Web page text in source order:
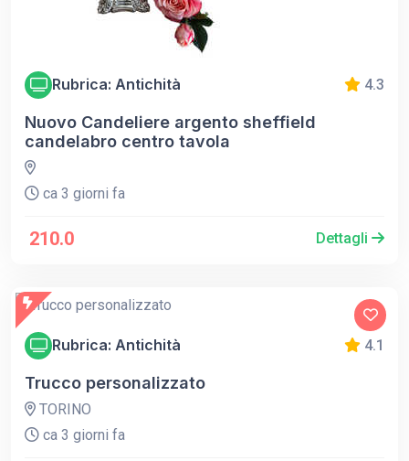
Rubrica: Antichità 4.3
Nuovo Candeliere argento sheffield
candelabro centro tavola
ca 3 giorni fa
210.0 Dettagli
Rubrica: Antichità 4.1
Trucco personalizzato
TORINO
ca 3 giorni fa